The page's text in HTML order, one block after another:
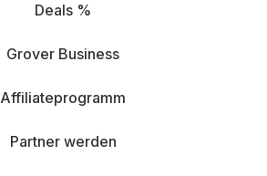
Deals %
Grover Business
Affiliateprogramm
Partner werden